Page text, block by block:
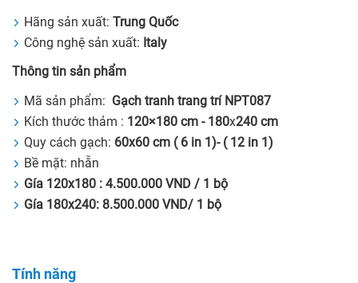
Hãng sản xuất: Trung Quốc
Công nghệ sản xuất: Italy
Thông tin sản phẩm
Mã sản phẩm: Gạch tranh trang trí NPT087
Kích thước thảm : 120×180 cm - 180x240 cm
Quy cách gạch: 60x60 cm ( 6 in 1)- ( 12 in 1)
Bề mặt: nhẵn
Gía 120x180 : 4.500.000 VND / 1 bộ
Gía 180x240: 8.500.000 VND/ 1 bộ
Tính năng